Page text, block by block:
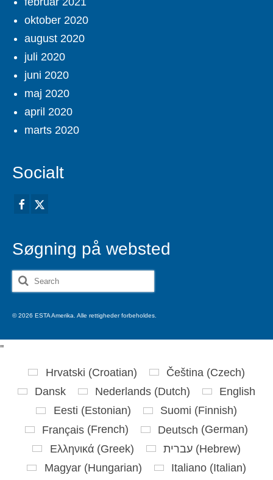
oktober 2020
august 2020
juli 2020
juni 2020
maj 2020
april 2020
marts 2020
Socialt
Søgning på websted
Search
for:
© 2026 ESTA Amerika. Alle rettigheder forbeholdes.
''
Hrvatski (Croatian) Čeština (Czech)
Dansk
Nederlands (Dutch)
English
Eesti (Estonian) Suomi (Finnish)
Français (French) Deutsch (German)
Ελληνικά(Greek) עברית(Hebrew)
Magyar(Hungarian) Italiano(Italian)